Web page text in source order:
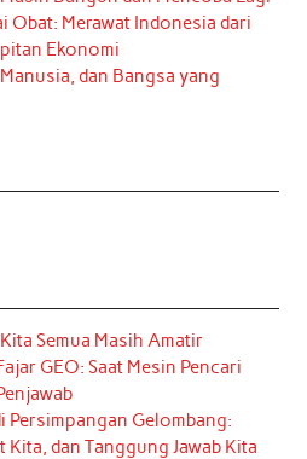
Obat: Merawat Indonesia dari
Ekonomi
dan Bangsa yang
Semua Masih Amatir
GEO: Saat Mesin Pencari
Persimpangan Gelombang:
dan Tanggung Jawab Kita